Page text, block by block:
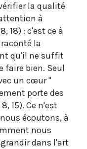
la qualité
à
18) : c'est ce à
la
qu'il ne suffit
faire bien. Seul
un cœur "
porte des
15). Ce n'est
écoutons, à
nous
dans l'art